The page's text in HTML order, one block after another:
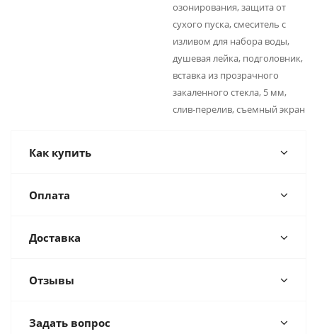
озонирования, защита от
сухого пуска, смеситель с
изливом для набора воды,
душевая лейка, подголовник,
вставка из прозрачного
закаленного стекла, 5 мм,
слив-перелив, съемный экран
Как купить
Оплата
Доставка
Отзывы
Задать вопрос